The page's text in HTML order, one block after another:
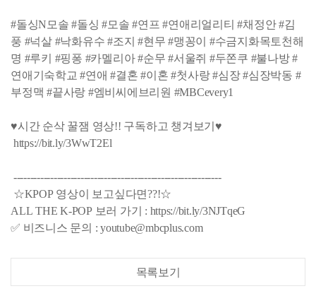
#돌싱N모솔 #돌싱 #모솔 #연프 #연애리얼리티 #채정안 #김
풍 #넉살 #낙화유수 #조지 #현무 #맹꽁이 #수금지화목토천해
명 #루키 #핑퐁 #카멜리아 #순무 #서울쥐 #두쫀쿠 #불나방 #
연애기숙학교 #연애 #결혼 #이혼 #첫사랑 #심장 #심장박동 #
부정맥 #끝사랑 #엠비씨에브리원 #MBCevery1
♥시간 순삭 꿀잼 영상!! 구독하고 챙겨보기♥
https://bit.ly/3WwT2El
--------------------------------------------------------------
☆KPOP 영상이 보고싶다면??!☆
ALL THE K-POP 보러 가기 : https://bit.ly/3NJTqeG
✅ 비즈니스 문의 : youtube@mbcplus.com
목록보기